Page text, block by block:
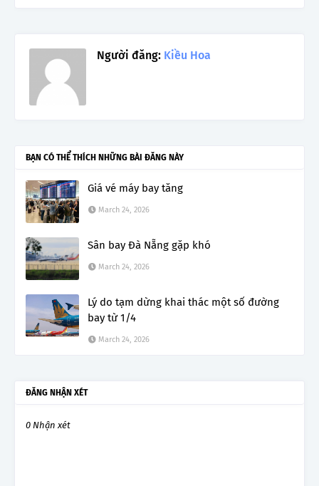
Người đăng: Kiều Hoa
BẠN CÓ THỂ THÍCH NHỮNG BÀI ĐĂNG NÀY
Giá vé máy bay tăng
March 24, 2026
Sân bay Đà Nẵng gặp khó
March 24, 2026
Lý do tạm dừng khai thác một số đường
bay từ 1/4
March 24, 2026
ĐĂNG NHẬN XÉT
0 Nhận xét